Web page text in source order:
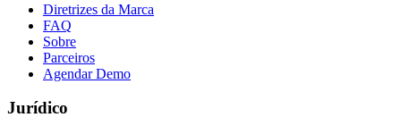
Diretrizes da Marca
FAQ
Sobre
Parceiros
Agendar Demo
Jurídico